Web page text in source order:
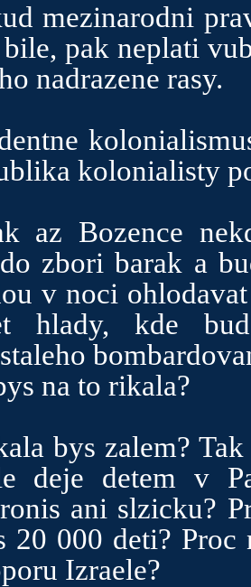
mezinarodni
pak neplati
nadrazene rasy.
kolonialisty
az Bozence
zbori barak a
v noci
hlady, kde
na to rikala?
bys zalem?
deje detem v
ani slzicku?
20 000 deti?
Izraele?